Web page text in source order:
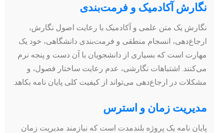
نگارش آکادمیک و فرمت‌بندی
نگارش یک متن علمی و آکادمیک با رعایت اصول نگارش،
ارجاع‌دهی، انسجام منطقی و فرمت‌بندی دانشگاهی، خود یک
مهارت است که بسیاری از دانشجویان با آن دست و پنجه نرم
می‌کنند. اشتباهات نگارشی، عدم رعایت ساختار فصول، و
مشکلات در ارجاع‌دهی می‌تواند از کیفیت کلی پایان نامه بکاهد.
مدیریت زمان و استرس
پایان نامه یک پروژه بلندمدت است که نیازمند مدیریت زمان